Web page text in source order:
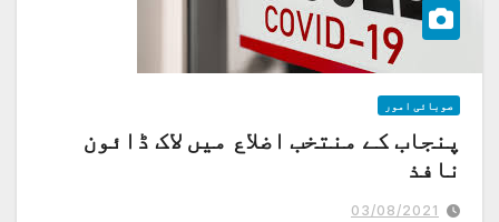
صوبائی امور
پنجاب کے منتخب اضلاع میں لاک ڈائون
نافذ
03/08/2021